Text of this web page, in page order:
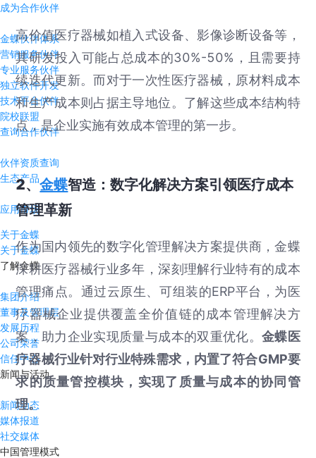
成为合作伙伴
金蝶伙伴体系
营销服务伙伴
专业服务伙伴
独立软件开发
技术平台伙伴
院校联盟
查询合作伙伴
伙伴资质查询
生态产品
应用市场
关于金蝶
关于金蝶
了解金蝶
集团介绍
董事及管理层
发展历程
公司荣誉
信任中心
新闻与活动
新闻动态
媒体报道
社交媒体
中国管理模式
高价值医疗器械如植入式设备、影像诊断设备等，
其研发投入可能占总成本的30%-50%，且需要持
续迭代更新。而对于一次性医疗器械，原材料成本
和生产成本则占据主导地位。了解这些成本结构特
点，是企业实施有效成本管理的第一步。
2、金蝶智造：数字化解决方案引领医疗成本
管理革新
作为国内领先的数字化管理解决方案提供商，金蝶
深耕医疗器械行业多年，深刻理解行业特有的成本
管理痛点。通过云原生、可组装的ERP平台，为医
疗器械企业提供覆盖全价值链的成本管理解决方
案，助力企业实现质量与成本的双重优化。 金蝶医
疗器械行业针对行业特殊需求，内置了符合GMP要
求的质量管控模块，实现了质量与成本的协同管
理。